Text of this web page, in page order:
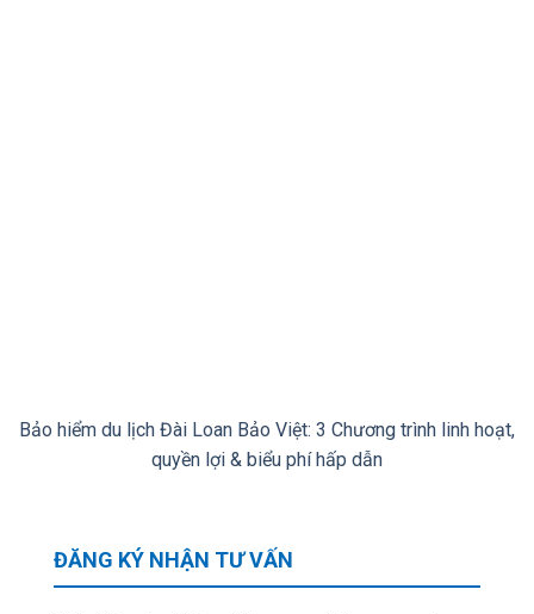
Bảo hiểm du lịch Đài Loan Bảo Việt: 3 Chương trình linh hoạt,
quyền lợi & biểu phí hấp dẫn
ĐĂNG KÝ NHẬN TƯ VẤN